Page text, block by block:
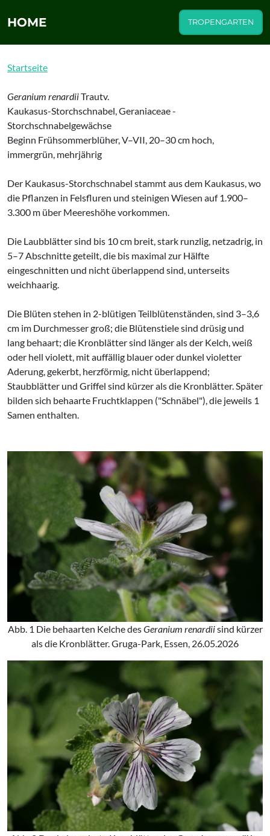
HOME TROPENGARTEN
Startseite
Geranium renardiiTrautv.
Kaukasus-Storchschnabel, Geraniaceae -
Storchschnabelgewächse
Beginn Frühsommerblüher, V–VII, 20–30 cm hoch,
immergrün, mehrjährig
Der Kaukasus-Storchschnabel stammt aus dem Kaukasus, wo
die Pflanzen in Felsfluren und steinigen Wiesen auf 1.900–
3.300 m über Meereshöhe vorkommen.
Die Laubblätter sind bis 10 cm breit, stark runzlig, netzadrig, in
5–7 Abschnitte geteilt, die bis maximal zur Hälfte
eingeschnitten und nicht überlappend sind, unterseits
weichhaarig.
Die Blüten stehen in 2-blütigen Teilblütenständen, sind 3–3,6
cm im Durchmesser groß; die Blütenstiele sind drüsig und
lang behaart; die Kronblätter sind länger als der Kelch, weiß
oder hell violett, mit auffällig blauer oder dunkel violetter
Aderung, gekerbt, herzförmig, nicht überlappend;
Staubblätter und Griffel sind kürzer als die Kronblätter. Später
bilden sich behaarte Fruchtklappen ("Schnäbel"), die jeweils 1
Samen enthalten.
Abb. 1 Die behaarten Kelche desGeranium renardiisind kürzer
als die Kronblätter. Gruga-Park, Essen, 26.05.2026